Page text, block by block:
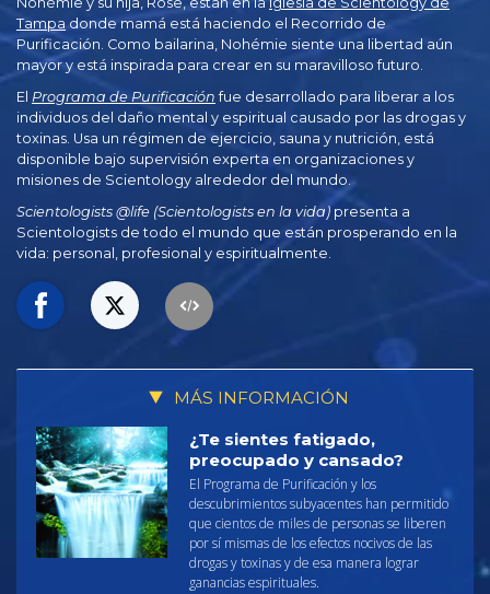
Tampadonde mamá está haciendo el Recorrido de
Purificación. Como bailarina, Nohémie siente una libertad aún
mayor y está inspirada para crear en su maravilloso futuro.
El Programa de Purificación fue desarrollado para liberar a los
individuos del daño mental y espiritual causado por las drogas y
toxinas. Usa un régimen de ejercicio, sauna y nutrición, está
disponible bajo supervisión experta en organizaciones y
misiones de Scientology alrededor del mundo.
Scientologists @life (Scientologists en la vida) presenta a
Scientologists de todo el mundo que están prosperando en la
vida: personal, profesional y espiritualmente.
MÁS INFORMACIÓN
¿Te sientes fatigado,
preocupado y cansado?
El Programa de Purificación y los
descubrimientos subyacentes han permitido
que cientos de miles de personas se liberen
por sí mismas de los efectos nocivos de las
drogas y toxinas y de esa manera lograr
ganancias espirituales.